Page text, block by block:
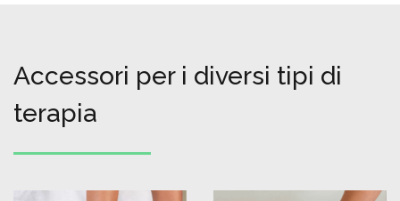
Accessori per i diversi tipi di
terapia